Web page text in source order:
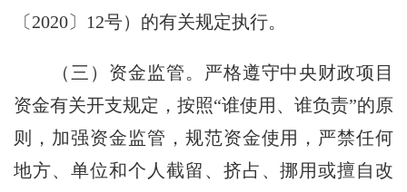
〔 2020〕 12号）的有关规定执行。
（三）资金监管。
严格遵守中央财政项目
资金有关开支规定，按照“谁使用、谁负责”的原
则，加强资金监管，规范资金使用，严禁任何
地方、单位和个人截留、挤占、挪用或擅自改